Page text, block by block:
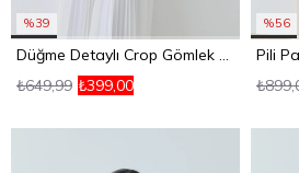
%39
Düğme Detaylı Crop Gömlek Fuşya
₺399,00
₺649,99
%56
Pili